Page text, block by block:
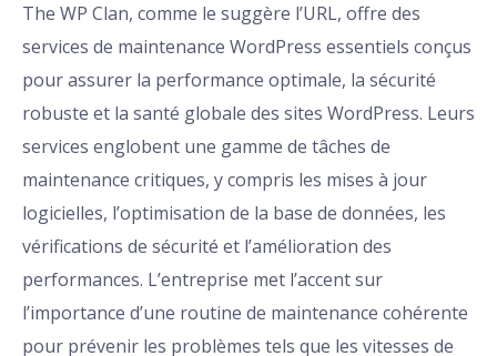
The WP Clan, comme le suggère l’URL, offre des
services de maintenance WordPress essentiels conçus
pour assurer la performance optimale, la sécurité
robuste et la santé globale des sites WordPress. Leurs
services englobent une gamme de tâches de
maintenance critiques, y compris les mises à jour
logicielles, l’optimisation de la base de données, les
vérifications de sécurité et l’amélioration des
performances. L’entreprise met l’accent sur
l’importance d’une routine de maintenance cohérente
pour prévenir les problèmes tels que les vitesses de